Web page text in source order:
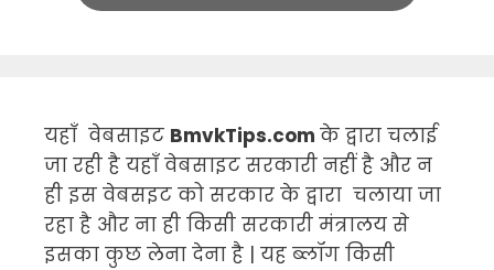
यहाँ वेबसाइट BmvkTips.com के द्वारा चलाई
जा रही है यहाँ वेबसाइट सरकारी नहीं है और न
ही इस वेबसइट को सरकार के द्वारा चलाया जा
रहा है और ना ही किसी सरकारी मंत्रालय से
इसका कुछ लेना देना है | यह ब्लॉग किसी